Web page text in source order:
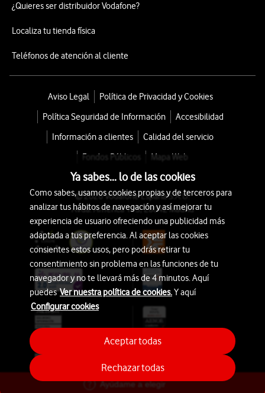
Ayúdame a elegir
¿Quieres ser distribuidor Vodafone?
Localiza tu tienda física
Teléfonos de atención al cliente
Aviso Legal
Política de Privacidad y Cookies
Política Seguridad de Información
Accesibilidad
Información a clientes
Calidad del servicio
Fondos Públicos
Mapa Web
© 2026 Vodafone España S.A.U.
Avda. América 115, 28042 Madrid
Ya sabes... lo de las cookies
Como sabes, usamos cookies propias y de terceros para
analizar tus hábitos de navegación y así mejorar tu
experiencia de usuario ofreciendo una publicidad más
adaptada a tus preferencia. Al aceptar las cookies
consientes estos usos, pero podrás retirar tu
consentimiento sin problema en las funciones de tu
navegador y no te llevará más de 4 minutos. Aquí
puedesVer nuestra política de cookies.Y aquí
Configurar cookies
Rechazar todas
Aceptar todas